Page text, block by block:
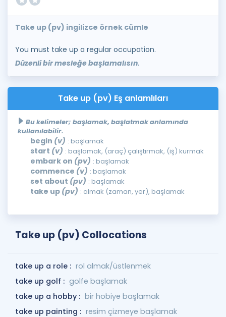
Take up (pv) ingilizce örnek cümle
You must take up a regular occupation.
Düzenli bir mesleğe başlamalısın.
Take up (pv) Eş anlamlıları
Bu kelimeler; başlamak, başlatmak anlamında
kullanılabilir.
begin (v) : başlamak
start (v) : başlamak, (araç) çalıştırmak, (iş) kurmak
embark on (pv) : başlamak
commence (v) : başlamak
set about (pv) : başlamak
take up (pv) : almak (zaman, yer), başlamak
Take up (pv) Collocations
take up a role : rol almak/üstlenmek
take up golf : golfe başlamak
take up a hobby : bir hobiye başlamak
take up painting : resim çizmeye başlamak